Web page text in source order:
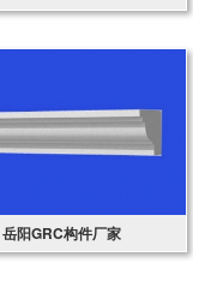
岳阳GRC构件厂家